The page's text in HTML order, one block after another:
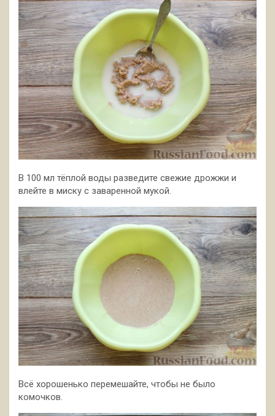
В 100 мл тёплой воды разведите свежие дрожжи и
влейте в миску с заваренной мукой.
Всё хорошенько перемешайте, чтобы не было
комочков.